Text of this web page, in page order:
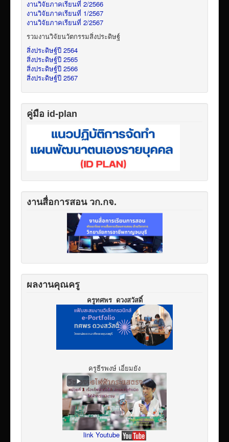
งานวิจัยภาคเรียนที่ 2/2566
งานวิจัยภาคเรียนที่ 1/2567
งานวิจัยภาคเรียนที่ 2/2567
รวมงานวิจัยนวัตกรรมสิ่งประดิษฐ์
สิ่งประดิษฐ์ปี 2564
สิ่งประดิษฐ์ปี 2565
สิ่งประดิษฐ์ปี 2566
สิ่งประดิษฐ์ปี 2567
คู่มือ id-plan
งานสื่อการสอน วก.กจ.
ผลงานคุณครู
ครูทศพร ดวงสวัสดิ์
ครูธีรพงษ์ เอี่ยมยัง
link Youtube